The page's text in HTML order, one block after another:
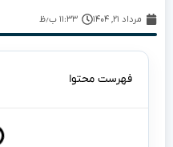
مرداد ۲۱, ۱۴۰۴ ۱۱:۳۳ ب٫ظ
فهرست محتوا